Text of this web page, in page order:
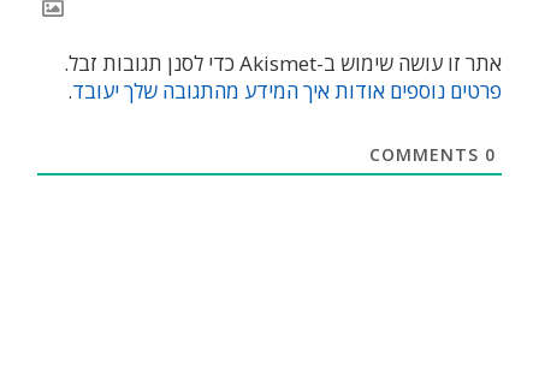
אתר זו עושה שימוש ב-Akismet כדי לסנן תגובות זבל.
פרטים נוספים אודות איך המידע מהתגובה שלך יעובד.
0